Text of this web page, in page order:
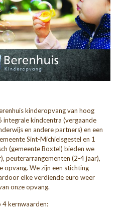
kinderopvang van hoog
integrale kindcentra (vergaande
en andere partners) en een
Sint-Michielsgestel en 1
(gemeente Boxtel) bieden we
peuterarrangementen (2-4 jaar),
opvang. We zijn een stichting
elke verdiende euro weer
onze opvang.
4 kernwaarden: